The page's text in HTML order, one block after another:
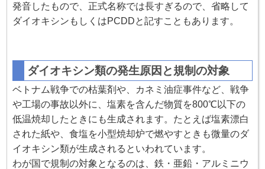
発音したもので、正式名称では長すぎるので、省略して
ダイオキシンもしくはPCDDと記すこともあります。
ダイオキシン類の発生原因と規制の対象
ベトナム戦争での枯葉剤や、カネミ油症事件など、戦争
や工場の事故以外に、塩素を含んだ物質を800℃以下の
低温焼却したときにも生成されます。たとえば塩素漂白
された紙や、食塩を小型焼却炉で燃やすときも微量のダ
イオキシン類が生成されるといわれています。
わが国で規制の対象となるのは、鉄・亜鉛・アルミニウ